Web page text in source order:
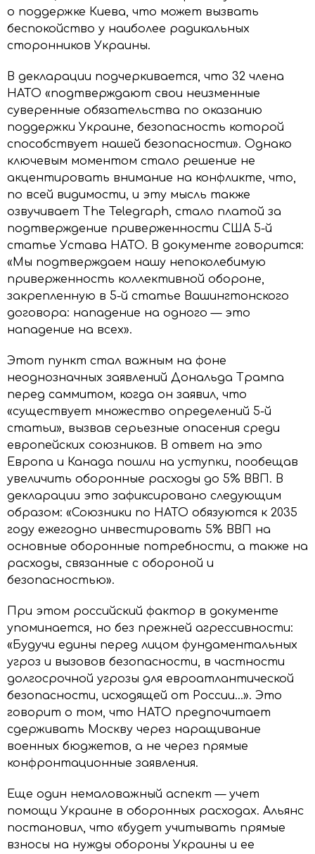
о поддержке Киева, что может вызвать
беспокойство у наиболее радикальных
сторонников Украины.
В декларации подчеркивается, что 32 члена
НАТО «подтверждают свои неизменные
суверенные обязательства по оказанию
поддержки Украине, безопасность которой
способствует нашей безопасности». Однако
ключевым моментом стало решение не
акцентировать внимание на конфликте, что,
по всей видимости, и эту мысль также
озвучивает The Telegraph, стало платой за
подтверждение приверженности США 5-й
статье Устава НАТО. В документе говорится:
«Мы подтверждаем нашу непоколебимую
приверженность коллективной обороне,
закрепленную в 5-й статье Вашингтонского
договора: нападение на одного — это
нападение на всех».
Этот пункт стал важным на фоне
неоднозначных заявлений Дональда Трампа
перед саммитом, когда он заявил, что
«существует множество определений 5-й
статьи», вызвав серьезные опасения среди
европейских союзников. В ответ на это
Европа и Канада пошли на уступки, пообещав
увеличить оборонные расходы до 5% ВВП. В
декларации это зафиксировано следующим
образом: «Союзники по НАТО обязуются к 2035
году ежегодно инвестировать 5% ВВП на
основные оборонные потребности, а также на
расходы, связанные с обороной и
безопасностью».
При этом российский фактор в документе
упоминается, но без прежней агрессивности:
«Будучи едины перед лицом фундаментальных
угроз и вызовов безопасности, в частности
долгосрочной угрозы для евроатлантической
безопасности, исходящей от России…». Это
говорит о том, что НАТО предпочитает
сдерживать Москву через наращивание
военных бюджетов, а не через прямые
конфронтационные заявления.
Еще один немаловажный аспект — учет
помощи Украине в оборонных расходах. Альянс
постановил, что «будет учитывать прямые
взносы на нужды обороны Украины и ее